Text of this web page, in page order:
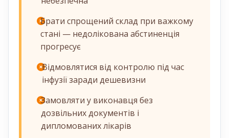
Брати спрощений склад при важкому
стані — недолікована абстиненція
прогресує
Відмовлятися від контролю під час
інфузії заради дешевизни
Замовляти у виконавця без
дозвільних документів і
дипломованих лікарів